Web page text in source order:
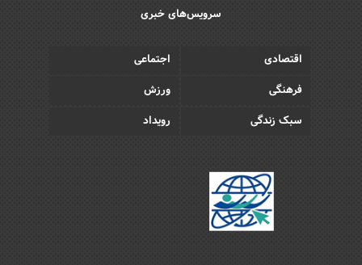
سرویس‌های خبری
اقتصادی
اجتماعی
فرهنگی
ورزش
سبک زندگی
رویداد